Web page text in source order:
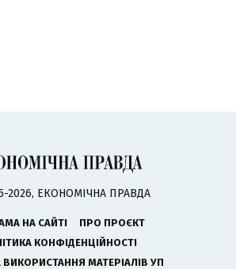
2026, ЕКОНОМІЧНА ПРАВДА
НА САЙТІ
ПРО ПРОЄКТ
КОНФІДЕНЦІЙНОСТІ
МАТЕРІАЛІВ УП